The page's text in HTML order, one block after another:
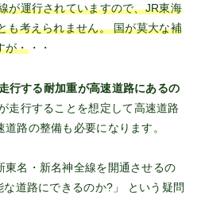
が運行されていますので、JR東海
も考えられません。 国が莫大な補
が・・・
行する耐加重が高速道路にあるの
走行することを想定して高速道路
路の整備も必要になります。
東名・新名神全線を開通させるの
道路にできるのか?」 という疑問